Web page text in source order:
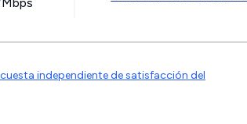
independiente de satisfacción del